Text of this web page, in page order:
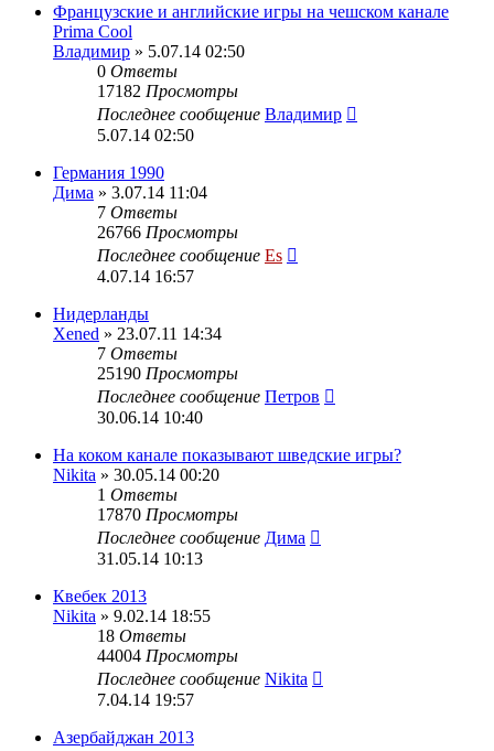
Французские и английские игры на чешском канале
Prima Cool
Владимир » 5.07.14 02:50
0 Ответы
17182 Просмотры
Последнее сообщение Владимир
5.07.14 02:50
Германия 1990
Дима » 3.07.14 11:04
7 Ответы
26766 Просмотры
Последнее сообщение Es
4.07.14 16:57
Нидерланды
Xened » 23.07.11 14:34
7 Ответы
25190 Просмотры
Последнее сообщение Петров
30.06.14 10:40
На коком канале показывают шведские игры?
Nikita » 30.05.14 00:20
1 Ответы
17870 Просмотры
Последнее сообщение Дима
31.05.14 10:13
Квебек 2013
Nikita » 9.02.14 18:55
18 Ответы
44004 Просмотры
Последнее сообщение Nikita
7.04.14 19:57
Азербайджан 2013